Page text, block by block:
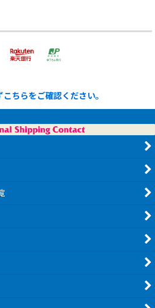
ちらをご確認ください。